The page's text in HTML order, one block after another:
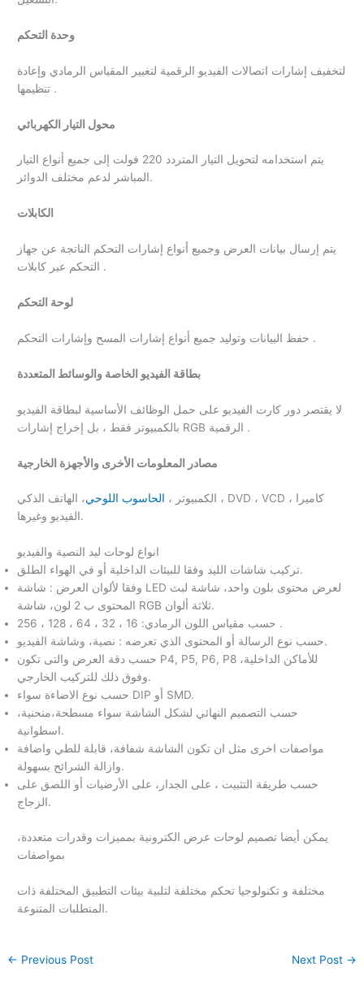
وحدة التحكم
لتخفيف إشارات اتصالات الفيديو الرقمية لتغيير المقياس الرمادي وإعادة
تنظيمها .
محول التيار الكهربائي
يتم استخدامه لتحويل التيار المتردد 220 فولت إلى جميع أنواع التيار
المباشر لدعم مختلف الدوائر.
الكابلات
يتم إرسال بيانات العرض وجميع أنواع إشارات التحكم الناتجة عن جهاز
التحكم عبر كابلات .
لوحة التحكم
حفظ البيانات وتوليد جميع أنواع إشارات المسح وإشارات التحكم .
بطاقة الفيديو الخاصة والوسائط المتعددة
لا يقتصر دور كارت الفيديو على حمل الوظائف الأساسية لبطاقة الفيديو
بالكمبيوتر فقط ، بل إخراج إشارات RGB الرقمية .
مصادر المعلومات الأخرى والأجهزة الخارجية
الكمبيوتر ، الحاسوب اللوحي، الهاتف الذكي ، DVD ، VCD ، كاميرا
الفيديو وغيرها.
انواع لوحات ليد النصية والفيديو
تركيب شاشات الليد وفقا للبيئات الداخلية أو في الهواء الطلق.
وفقا لألوان العرض : شاشة LED لعرض محتوى بلون واحد، شاشة لبث
المحتوى ب 2 لون، شاشة RGB ثلاثة ألوان.
حسب مقياس اللون الرمادي: 16 ، 32 ، 64 ، 128 ، 256 .
حسب نوع الرسالة أو المحتوى الذي تعرضه : نصية، وشاشة الفيديو.
حسب دقة العرض والتى تكون P4, P5, P6, P8 للأماكن الداخلية،
وفوق ذلك للتركيب الخارجي.
حسب نوع الاضاءة سواء DIP أو SMD.
حسب التصميم النهائي لشكل الشاشة سواء مسطحة،منحنية،
اسطوانية.
مواصفات اخرى مثل ان تكون الشاشة شفافة، قابلة للطي واضافة
وازالة الشرائح بسهولة.
حسب طريقة التثبيت ، على الجدار، على الأرضيات أو اللصق على
الزجاج.
يمكن أيضا تصميم لوحات عرض الكترونية بمميزات وقدرات متعددة،
بمواصفات
مختلفة و تكنولوجيا تحكم مختلفة لتلبية بيئات التطبيق المختلفة ذات
المتطلبات المتنوعة.
← Previous Post Next Post →